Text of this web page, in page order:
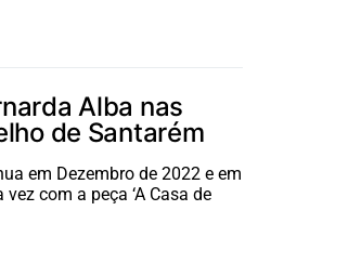
Alba nas
de Santarém
em Dezembro de 2022 e em
com a peça ‘A Casa de